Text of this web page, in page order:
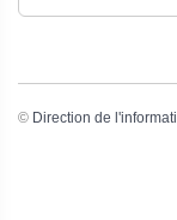
© Direction de